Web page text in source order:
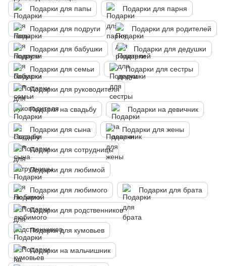
Подарки для папы Подарки для парня
Подарки для подруги Подарки для родителей
Подарки для бабушки Подарки для дедушки
Подарки для семьи Подарки для сестры
Подарки для руководителя
Подарки на свадьбу Подарки на девичник
Подарки для сына Подарки для жены
Подарки для сотрудницы
Подарки для любимой
Подарки для любимого Подарки для брата
Подарки для родственников
Подарки для кумовьев
Подарки на мальчишник